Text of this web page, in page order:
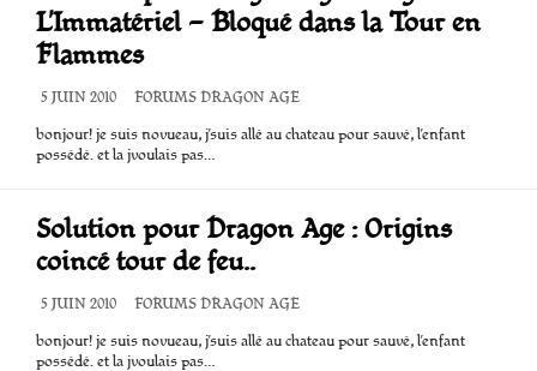
L’Immatériel – Bloqué dans la Tour en
Flammes
DATE
PUBLICATION
5 JUIN 2010 CATÉGORIES
FORUMS DRAGON AGE
bonjour! je suis novueau, j’suis allé au chateau pour sauvé, l’enfant
possédé. et la jvoulais pas…
Solution pour Dragon Age : Origins 
coincé tour de feu..
DATE
PUBLICATION
5 JUIN 2010 CATÉGORIES
FORUMS DRAGON AGE
bonjour! je suis novueau, j’suis allé au chateau pour sauvé, l’enfant
possédé. et la jvoulais pas…